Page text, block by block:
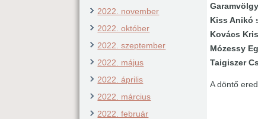
2022. november
2022. október
2022. szeptember
2022. május
2022. április
2022. március
2022. február
Kiss Anikó
Kovács
Mózessy
Taigiszer
A döntő